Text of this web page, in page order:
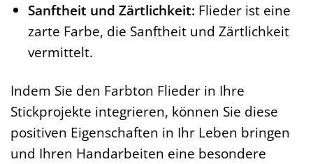
Sanftheit und Zärtlichkeit: Flieder ist eine
zarte Farbe, die Sanftheit und Zärtlichkeit
vermittelt.
Indem Sie den Farbton Flieder in Ihre
Stickprojekte integrieren, können Sie diese
positiven Eigenschaften in Ihr Leben bringen
und Ihren Handarbeiten eine besondere